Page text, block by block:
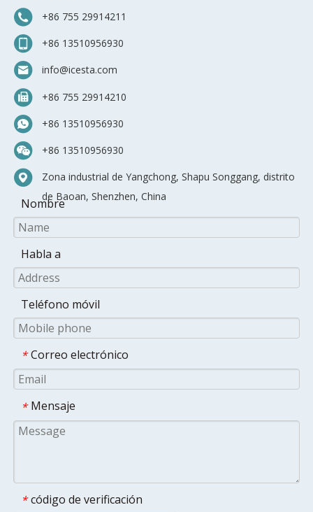
+86 755 29914211
+86 13510956930
info@icesta.com
+86 755 29914210
+86 13510956930
+86 13510956930
Zona industrial de Yangchong, Shapu Songgang, distrito
de Baoan, Shenzhen, China
Nombre
Habla a
Teléfono móvil
* Correo electrónico
* Mensaje
* código de verificación